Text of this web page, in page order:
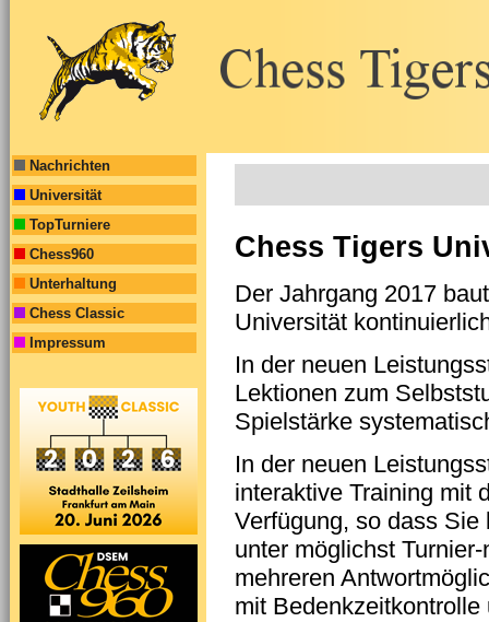
Nachrichten
Universität
TopTurniere
Chess960
Unterhaltung
Chess Classic
Impressum
Chess Tigers
Der Jahrgang 2017
Universität
In der neuen
Lektionen zum
Spielstärke
In der neuen
interaktive Training mit
Verfügung, so dass
unter möglichst
mehreren
mit